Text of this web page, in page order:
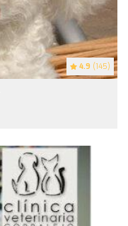
4.9 (145)